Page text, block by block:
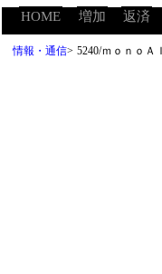
HOME 増加 返済
情報・通信> 5240/ｍｏｎｏ